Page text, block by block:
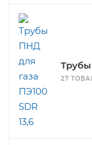
Трубы
27